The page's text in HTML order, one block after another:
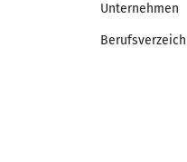
Unternehmen